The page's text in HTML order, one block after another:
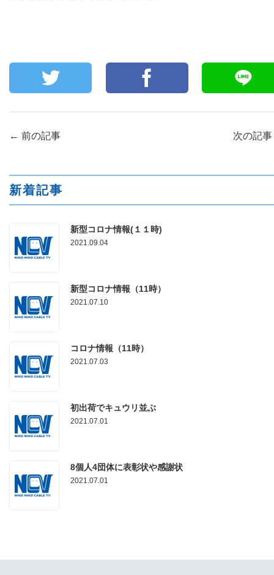
← 前の記事 次の記事
新着記事
新型コロナ情報(１１時)
2021.09.04
新型コロナ情報（11時）
2021.07.10
コロナ情報（11時）
2021.07.03
初出荷でキュウリ並ぶ
2021.07.01
8個人4団体に表彰状や感謝状
2021.07.01